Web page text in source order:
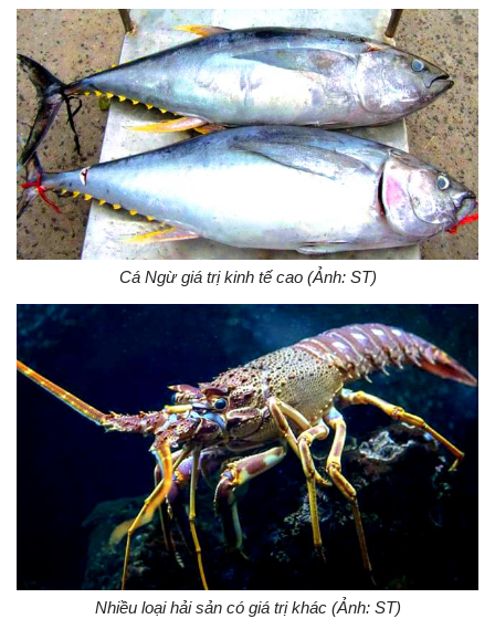
Cá Ngừ giá trị kinh tế cao (Ảnh: ST)
Nhiều loại hải sản có giá trị khác (Ảnh: ST)